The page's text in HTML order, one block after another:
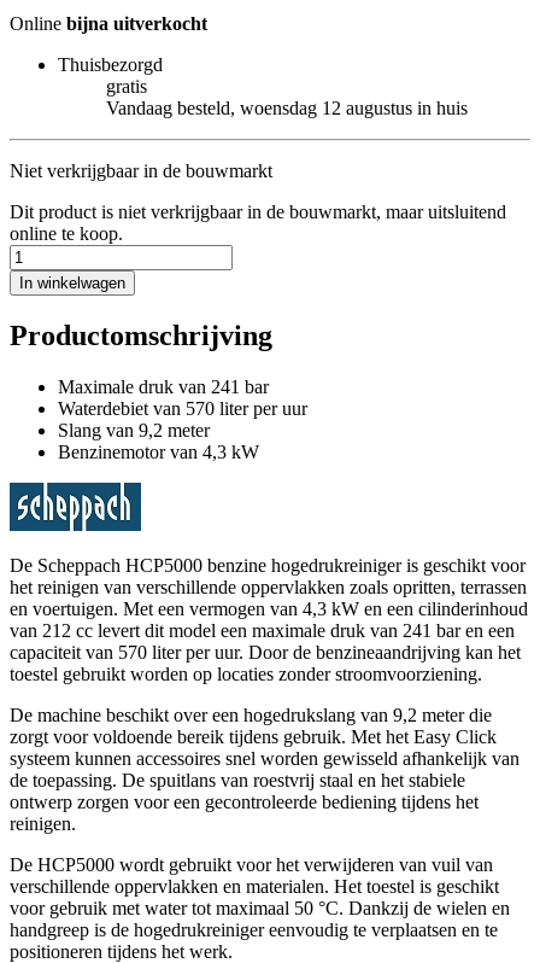
Online bijna uitverkocht
Thuisbezorgd
gratis
Vandaag besteld, woensdag 12 augustus in huis
Niet verkrijgbaar in de bouwmarkt
Dit product is niet verkrijgbaar in de bouwmarkt, maar uitsluitend
online te koop.
In winkelwagen
Productomschrijving
Maximale druk van 241 bar
Waterdebiet van 570 liter per uur
Slang van 9,2 meter
Benzinemotor van 4,3 kW
De Scheppach HCP5000 benzine hogedrukreiniger is geschikt voor
het reinigen van verschillende oppervlakken zoals opritten, terrassen
en voertuigen. Met een vermogen van 4,3 kW en een cilinderinhoud
van 212 cc levert dit model een maximale druk van 241 bar en een
capaciteit van 570 liter per uur. Door de benzineaandrijving kan het
toestel gebruikt worden op locaties zonder stroomvoorziening.
De machine beschikt over een hogedrukslang van 9,2 meter die
zorgt voor voldoende bereik tijdens gebruik. Met het Easy Click
systeem kunnen accessoires snel worden gewisseld afhankelijk van
de toepassing. De spuitlans van roestvrij staal en het stabiele
ontwerp zorgen voor een gecontroleerde bediening tijdens het
reinigen.
De HCP5000 wordt gebruikt voor het verwijderen van vuil van
verschillende oppervlakken en materialen. Het toestel is geschikt
voor gebruik met water tot maximaal 50 °C. Dankzij de wielen en
handgreep is de hogedrukreiniger eenvoudig te verplaatsen en te
positioneren tijdens het werk.